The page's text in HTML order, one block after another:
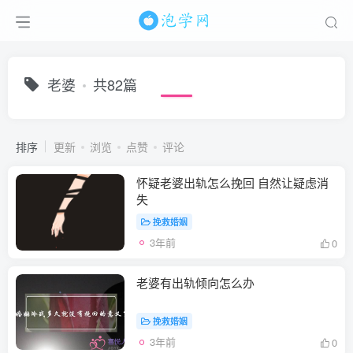
老婆 共82篇
排序 更新 浏览 点赞 评论
怀疑老婆出轨怎么挽回 自然让疑虑消
失
挽救婚姻
3年前 0
老婆有出轨倾向怎么办
挽救婚姻
3年前 0